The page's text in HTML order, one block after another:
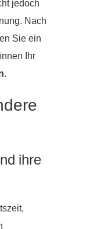
jedoch
Nach
Sie ein
Ihr
.
ihre